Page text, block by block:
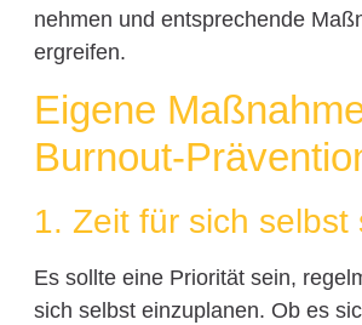
nehmen und entsprechende
ergreifen.
Eigene
Burnout-
1. Zeit für sich selbst
Es sollte eine Priorität sein,
sich selbst einzuplanen. Ob es